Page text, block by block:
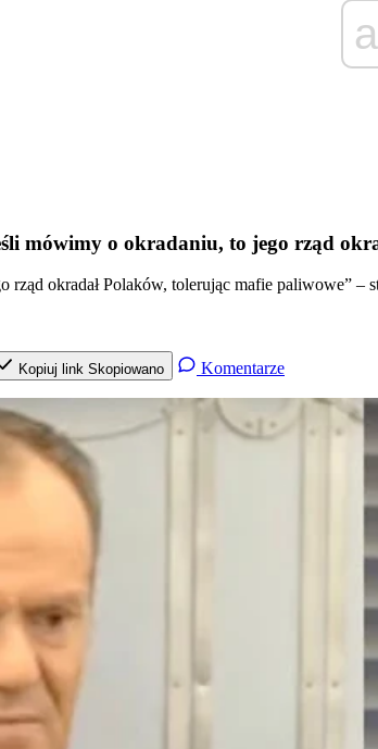
mówimy o okradaniu, to jego rząd
okradał Polaków, tolerując mafie paliwowe”
Kopiuj link Skopiowano Komentarze